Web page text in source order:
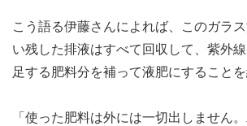
こう語る伊藤さんによれば、このガラ
い残した排液はすべて回収して、紫外
足する肥料分を補って液肥にすることを
「使った肥料は外には一切出しません